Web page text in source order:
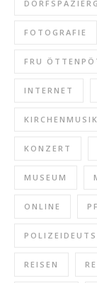
FOTOGRAFIE
FRU
INTERNET
KIRCHENMUSIK
KONZERT
MUSEUM
ONLINE
REISEN